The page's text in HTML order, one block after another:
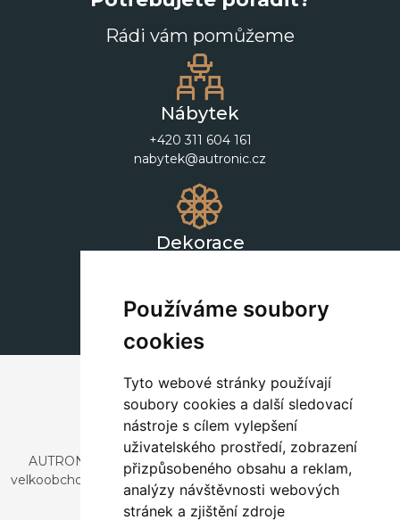
Používáme soubory
cookies
Tyto webové stránky používají
soubory cookies a další sledovací
nástroje s cílem vylepšení
uživatelského prostředí, zobrazení
přizpůsobeného obsahu a reklam,
analýzy návštěvnosti webových
stránek a zjištění zdroje
Rádi vám pomůžeme
Nábytek
+420 311 604 161
nabytek@autronic.cz
Dekorace
AUTRONIC, s.r.o. je společnost zabývající se dovozem a
velkoobchodním prodejem designového i stylového nábytku
a dekorací.